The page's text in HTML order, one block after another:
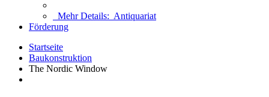
Mehr Details: Antiquariat
Förderung
Startseite
Baukonstruktion
The Nordic Window